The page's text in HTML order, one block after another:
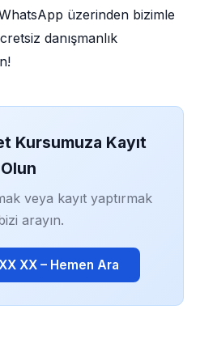
üzerinden bizimle
danışmanlık
Kursumuza Kayıt
Olun
veya kayıt yaptırmak
arayın.
XX – Hemen Ara